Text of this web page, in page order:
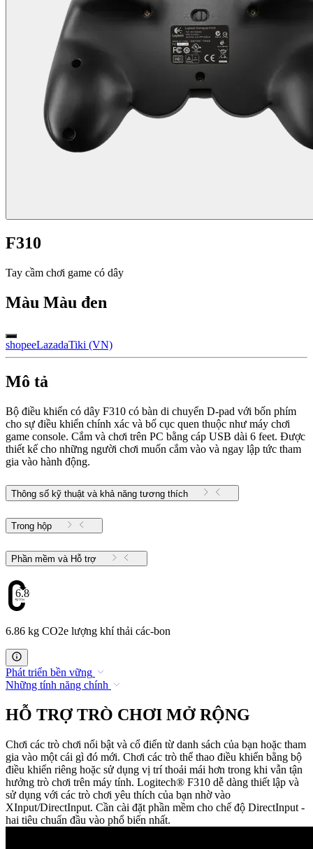
F310
Tay cầm chơi game có dây
Màu Màu đen
shopeeLazadaTiki (VN)
Mô tả
Bộ điều khiển có dây F310 có bàn di chuyển D-pad với bốn phím
cho sự điều khiển chính xác và bố cục quen thuộc như máy chơi
game console. Cắm và chơi trên PC bằng cáp USB dài 6 feet. Được
thiết kế cho những người chơi muốn cắm vào và ngay lập tức tham
gia vào hành động.
Thông số kỹ thuật và khả năng tương thích
Trong hộp
Phần mềm và Hỗ trợ
6.86
6.86 kg CO2e lượng khí thải các-bon
Phát triển bền vững
Những tính năng chính
HỖ TRỢ TRÒ CHƠI MỞ RỘNG
Chơi các trò chơi nổi bật và cổ điển từ danh sách của bạn hoặc tham
gia vào một cái gì đó mới. Chơi các trò thể thao điều khiển bằng bộ
điều khiển riêng hoặc sử dụng vị trí thoải mái hơn trong khi vẫn tận
hưởng trò chơi trên máy tính. Logitech® F310 dễ dàng thiết lập và
sử dụng với các trò chơi yêu thích của bạn nhờ vào
XInput/DirectInput. Cần cài đặt phần mềm cho chế độ DirectInput -
hai tiêu chuẩn đầu vào phổ biến nhất.